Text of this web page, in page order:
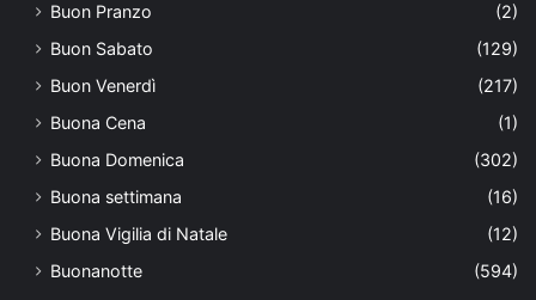
Buon Pranzo
(2)
Buon Sabato
(129)
Buon Venerdì
(217)
Buona Cena
(1)
Buona Domenica
(302)
Buona settimana
(16)
Buona Vigilia di Natale
(12)
Buonanotte
(594)